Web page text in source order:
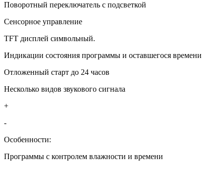
Поворотный переключатель с подсветкой
Сенсорное управление
TFT дисплей символьный.
Индикации состояния программы и оставшегося времени
Отложенный старт до 24 часов
Несколько видов звукового сигнала
+
-
Особенности:
Программы с контролем влажности и времени